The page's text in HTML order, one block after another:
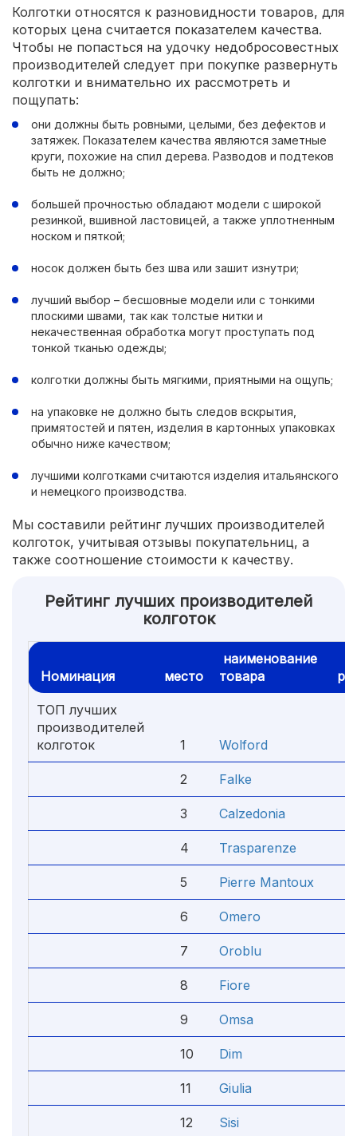
Колготки относятся к разновидности товаров, для
которых цена считается показателем качества.
Чтобы не попасться на удочку недобросовестных
производителей следует при покупке развернуть
колготки и внимательно их рассмотреть и
пощупать:
они должны быть ровными, целыми, без дефектов и
затяжек. Показателем качества являются заметные
круги, похожие на спил дерева. Разводов и подтеков
быть не должно;
большей прочностью обладают модели с широкой
резинкой, вшивной ластовицей, а также уплотненным
носком и пяткой;
носок должен быть без шва или зашит изнутри;
лучший выбор – бесшовные модели или с тонкими
плоскими швами, так как толстые нитки и
некачественная обработка могут проступать под
тонкой тканью одежды;
колготки должны быть мягкими, приятными на ощупь;
на упаковке не должно быть следов вскрытия,
примятостей и пятен, изделия в картонных упаковках
обычно ниже качеством;
лучшими колготками считаются изделия итальянского
и немецкого производства.
Мы составили рейтинг лучших производителей
колготок, учитывая отзывы покупательниц, а
также соотношение стоимости к качеству.
Рейтинг лучших производителей
колготок
Номинация место
наименование
товара
ТОП лучших
производителей
колготок
1 Wolford
2 Falke
3 Calzedonia
4 Trasparenze
5 Pierre Mantoux
6 Omero
7 Oroblu
8 Fiore
9 Omsa
10 Dim
11 Giulia
12 Sisi